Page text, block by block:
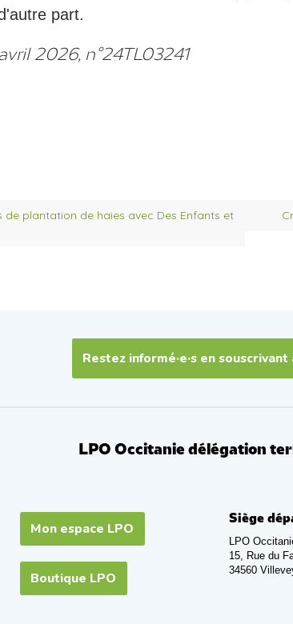
part.
2026, n°24TL03241
de plantation de haies avec Des Enfants et
Restez informé·e·s en
LPO Occitanie délégation
Mon espace LPO
Boutique LPO
Siège
LPO
15, Rue du
34560